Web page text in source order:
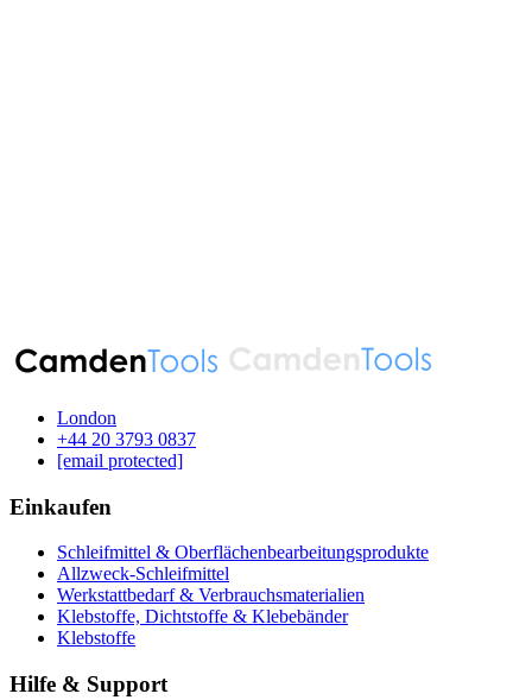
London
‪+44 20 3793 0837‬
[email protected]
Einkaufen
Schleifmittel & Oberflächenbearbeitungsprodukte
Allzweck-Schleifmittel
Werkstattbedarf & Verbrauchsmaterialien
Klebstoffe, Dichtstoffe & Klebebänder
Klebstoffe
Hilfe & Support